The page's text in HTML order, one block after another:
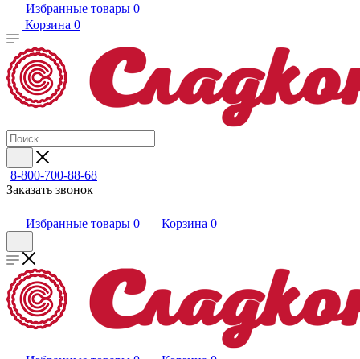
Избранные товары 0
Корзина 0
8-800-700-88-68
Заказать звонок
Избранные товары 0 Корзина 0